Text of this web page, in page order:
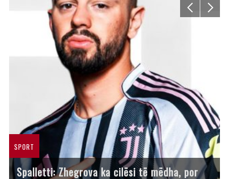
SPORT
Spalletti: Zhegrova ka cilësi të mëdha, por